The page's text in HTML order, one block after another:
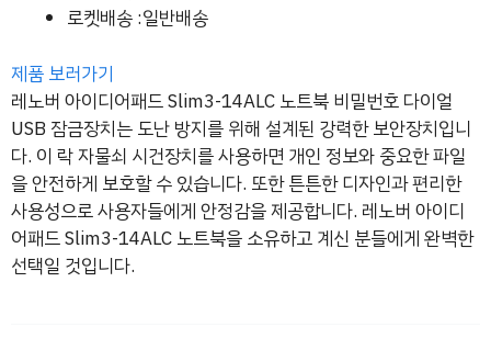
로켓배송 :일반배송
제품 보러가기
레노버 아이디어패드 Slim3-14ALC 노트북 비밀번호 다이얼
USB 잠금장치는 도난 방지를 위해 설계된 강력한 보안장치입니
다. 이 락 자물쇠 시건장치를 사용하면 개인 정보와 중요한 파일
을 안전하게 보호할 수 있습니다. 또한 튼튼한 디자인과 편리한
사용성으로 사용자들에게 안정감을 제공합니다. 레노버 아이디
어패드 Slim3-14ALC 노트북을 소유하고 계신 분들에게 완벽한
선택일 것입니다.